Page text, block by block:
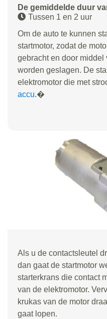
De gemiddelde duur
Tussen 1 en 2 uur
Om de auto te kunnen
startmotor, zodat de
gebracht en door middel
worden geslagen. De
elektromotor die met
accu.�
Als u de contactsleutel
dan gaat de startmotor
starterkrans die contact
van de elektromotor.
krukas van de motor
gaat lopen.